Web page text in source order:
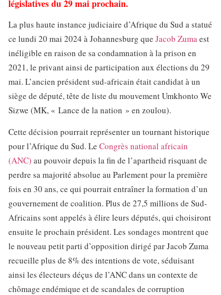
législatives du 29 mai prochain.
La plus haute instance judiciaire d’Afrique du Sud a statué
ce lundi 20 mai 2024 à Johannesburg que Jacob Zumaest
inéligible en raison de sa condamnation à la prison en
2021, le privant ainsi de participation aux élections du 29
mai. L’ancien président sud-africain était candidat à un
siège de député, tête de liste du mouvement Umkhonto We
Sizwe (MK, « Lance de la nation » en zoulou).
Cette décision pourrait représenter un tournant historique
pour l’Afrique du Sud. Le Congrès national africain
(ANC) au pouvoir depuis la fin de l’apartheid risquant de
perdre sa majorité absolue au Parlement pour la première
fois en 30 ans, ce qui pourrait entraîner la formation d’un
gouvernement de coalition. Plus de 27,5 millions de Sud-
Africains sont appelés à élire leurs députés, qui choisiront
ensuite le prochain président. Les sondages montrent que
le nouveau petit parti d’opposition dirigé par Jacob Zuma
recueille plus de 8% des intentions de vote, séduisant
ainsi les électeurs déçus de l’ANC dans un contexte de
chômage endémique et de scandales de corruption